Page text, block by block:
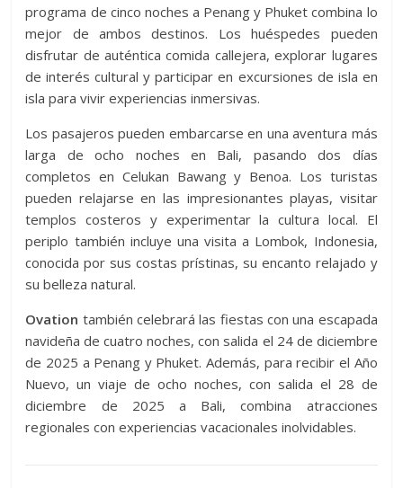
programa de cinco noches a Penang y Phuket combina lo
mejor de ambos destinos. Los huéspedes pueden
disfrutar de auténtica comida callejera, explorar lugares
de interés cultural y participar en excursiones de isla en
isla para vivir experiencias inmersivas.
Los pasajeros pueden embarcarse en una aventura más
larga de ocho noches en Bali, pasando dos días
completos en Celukan Bawang y Benoa. Los turistas
pueden relajarse en las impresionantes playas, visitar
templos costeros y experimentar la cultura local. El
periplo también incluye una visita a Lombok, Indonesia,
conocida por sus costas prístinas, su encanto relajado y
su belleza natural.
Ovation también celebrará las fiestas con una escapada
navideña de cuatro noches, con salida el 24 de diciembre
de 2025 a Penang y Phuket. Además, para recibir el Año
Nuevo, un viaje de ocho noches, con salida el 28 de
diciembre de 2025 a Bali, combina atracciones
regionales con experiencias vacacionales inolvidables.